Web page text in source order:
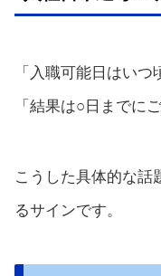
「入職可能日はいつ
「結果は○日までに
こうした具体的な話
るサインです。